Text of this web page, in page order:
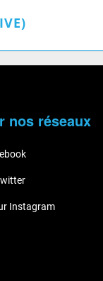
nos réseaux
Instagram